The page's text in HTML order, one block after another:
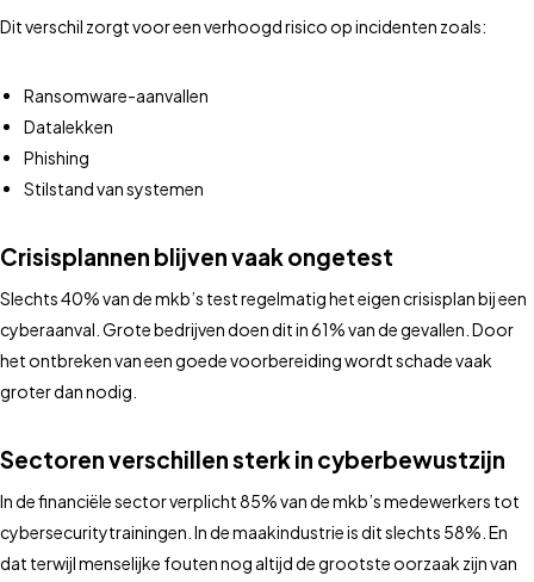
Dit verschil zorgt voor een verhoogd risico op incidenten zoals:
Ransomware-aanvallen
Datalekken
Phishing
Stilstand van systemen
Crisisplannen blijven vaak ongetest
Slechts 40% van de mkb’s test regelmatig het eigen crisisplan bij een
cyberaanval. Grote bedrijven doen dit in 61% van de gevallen. Door
het ontbreken van een goede voorbereiding wordt schade vaak
groter dan nodig.
Sectoren verschillen sterk in cyberbewustzijn
In de financiële sector verplicht 85% van de mkb’s medewerkers tot
cybersecuritytrainingen. In de maakindustrie is dit slechts 58%. En
dat terwijl menselijke fouten nog altijd de grootste oorzaak zijn van